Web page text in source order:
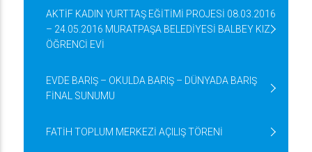
AKTİF KADIN YURTTAŞ EĞİTİMİ PROJESİ 08.03.2016
– 24.05.2016 MURATPAŞA BELEDİYESİ BALBEY KIZ
ÖĞRENCİ EVİ
EVDE BARIŞ – OKULDA BARIŞ – DÜNYADA BARIŞ
FİNAL SUNUMU
FATİH TOPLUM MERKEZİ AÇILIŞ TÖRENİ